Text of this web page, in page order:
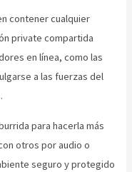
contener cualquier
private compartida
en línea, como las
a las fuerzas del
para hacerla más
otros por audio o
seguro y protegido